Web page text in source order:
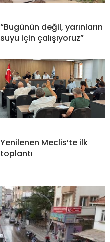
“Bugünün değil, yarınların
suyu için çalışıyoruz”
Yenilenen Meclis’te ilk
toplantı